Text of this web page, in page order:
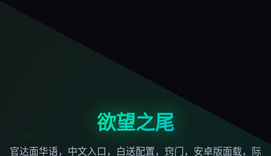
欲望之尾
官达面华语，中文入口，白送配置，窍门，安卓版面载，际